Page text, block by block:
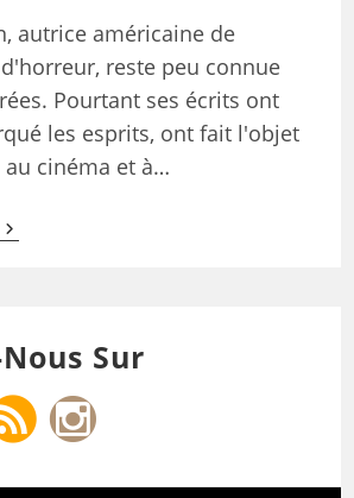
autrice américaine de
reste peu connue
Pourtant ses écrits ont
les esprits, ont fait l'objet
cinéma et à…
Sur